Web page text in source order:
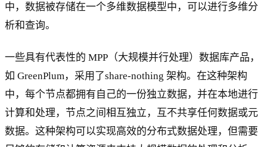
中，数据被存储在一个多维数据模型中，可以进行多维分
析和查询。
一些具有代表性的 MPP（大规模并行处理）数据库产品，
如 GreenPlum，采用了share-nothing 架构。在这种架构
中，每个节点都拥有自己的一份独立数据，并在本地进行
计算和处理，节点之间相互独立，互不共享任何数据或元
数据。这种架构可以实现高效的分布式数据处理，但需要